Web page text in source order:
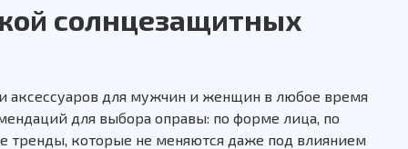
солнцезащитных
аксессуаров для мужчин и женщин в любое время
для выбора оправы: по форме лица, по
тренды, которые не меняются даже под влиянием